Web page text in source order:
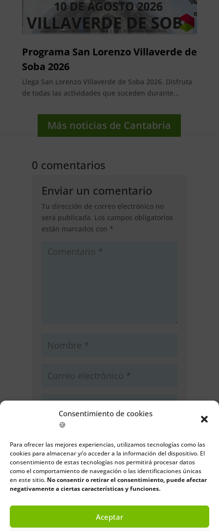
Consentimiento de cookies
🍪
Para ofrecer las mejores experiencias, utilizamos tecnologías como las
cookies para almacenar y/o acceder a la información del dispositivo. El
consentimiento de estas tecnologías nos permitirá procesar datos
como el comportamiento de navegación o las identificaciones únicas
en este sitio. No consentir o retirar el consentimiento, puede afectar
negativamente a ciertas características y funciones.
Aceptar
Programa San Lorenzo Villaverde de
Soba 2026
Llega San Lorenzo Villaverde de Soba 2026. Disfruta
de todas las actividades que suceden durante...
Más noticias de Cantabria
0 comentarios
Enviar un comentario
Tu dirección de correo electrónico no
será publicada. Los campos obligatorios
están marcados con *
Guarda mi nombre, correo
electrónico y web en este navegador
para la próxima vez que comente.
Enviar comentario